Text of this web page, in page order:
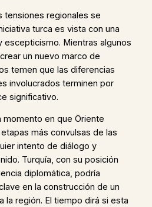
tensiones regionales se
turca es vista con una
escepticismo. Mientras algunos
un nuevo marco de
temen que las diferencias
involucrados terminen por
significativo.
momento en que Oriente
más convulsas de las
intento de diálogo y
Turquía, con su posición
diplomática, podría
en la construcción de un
la región. El tiempo dirá si esta